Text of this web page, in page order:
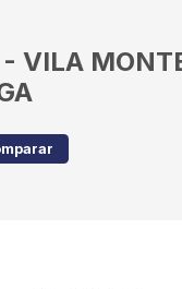
- VILA